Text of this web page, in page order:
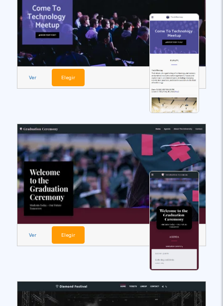
Ver Elegir
Ver Elegir